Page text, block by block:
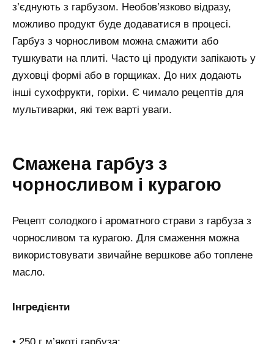
з’єднують з гарбузом. Необов’язково відразу,
можливо продукт буде додаватися в процесі.
Гарбуз з чорносливом можна смажити або
тушкувати на плиті. Часто ці продукти запікають у
духовці формі або в горщиках. До них додають
інші сухофрукти, горіхи. Є чимало рецептів для
мультиварки, які теж варті уваги.
Смажена гарбуз з
чорносливом і курагою
Рецепт солодкого і ароматного страви з гарбуза з
чорносливом та курагою. Для смаження можна
використовувати звичайне вершкове або топлене
масло.
Інгредієнти